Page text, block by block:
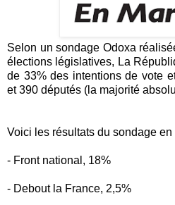
Selon un sondage Odoxa
élections législatives, La
de 33% des intentions de vote
et 390 députés (la majorité
Voici les résultats du sondage
- Front national, 18%
- Debout la France, 2,5%